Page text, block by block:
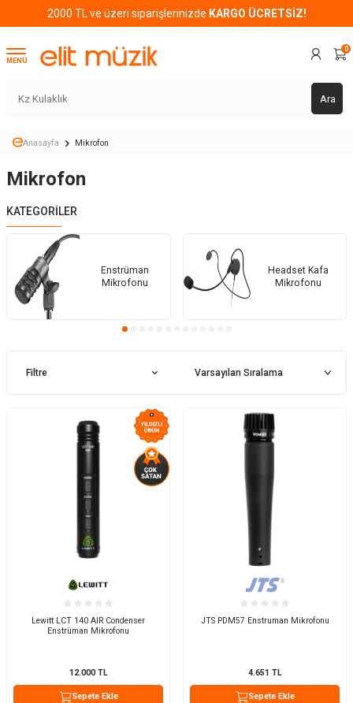
2000 TL ve üzeri siparişlerinizde KARGO ÜCRETSİZ!
MENÜ
Ara
0
Anasayfa Mikrofon
Mikrofon
KATEGORILER
Enstrüman
Mikrofonu
Headset Kafa
Mikrofonu
Filtre
Lewitt LCT 140 AIR Condenser
Enstrüman Mikrofonu
12.000TL
Sepete Ekle
JTS PDM57 Enstruman Mikrofonu
4.651 TL
Sepete Ekle